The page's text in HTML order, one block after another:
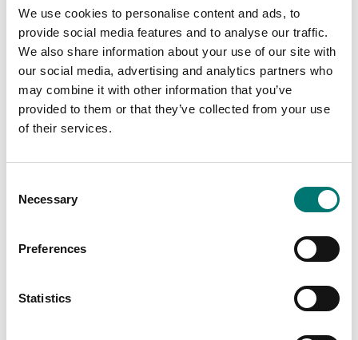
We use cookies to personalise content and ads, to
provide social media features and to analyse our traffic.
We also share information about your use of our site with
our social media, advertising and analytics partners who
may combine it with other information that you’ve
provided to them or that they’ve collected from your use
of their services.
Selection
Necessary
Preferences
Statistics
Finns i flera varianter
Pris från: 1 999 kr Artikelnr: RFS-A02
Stativ för Kern SFE
Stativ till Kern display,